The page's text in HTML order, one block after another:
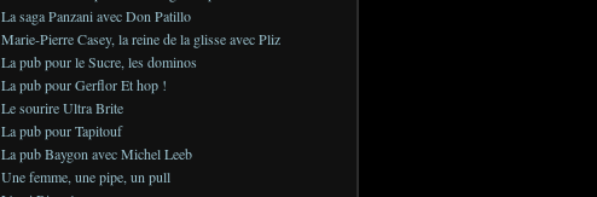
La saga Panzani avec Don Patillo
Marie-Pierre Casey, la reine de la glisse avec Pliz
La pub pour le Sucre, les dominos
La pub pour Gerflor Et hop !
Le sourire Ultra Brite
La pub pour Tapitouf
La pub Baygon avec Michel Leeb
Une femme, une pipe, un pull